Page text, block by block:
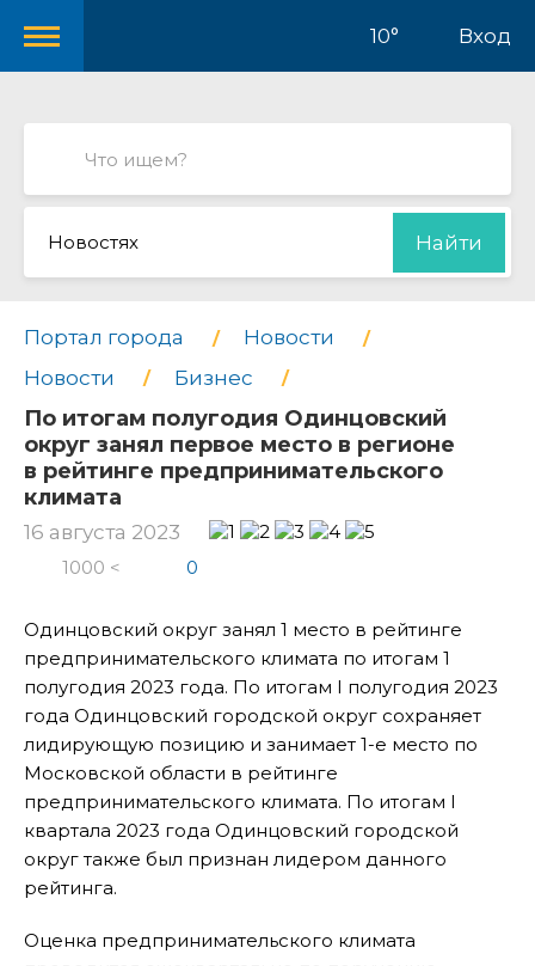
10° Вход
Новостях Найти
Портал города
Новости
Новости
Бизнес
По итогам полугодия Одинцовский
округ занял первое место в регионе
в рейтинге предпринимательского
климата
16 августа 2023
1000 < 0
Одинцовский округ занял 1 место в рейтинге
предпринимательского климата по итогам 1
полугодия 2023 года. По итогам I полугодия 2023
года Одинцовский городской округ сохраняет
лидирующую позицию и занимает 1-е место по
Московской области в рейтинге
предпринимательского климата. По итогам I
квартала 2023 года Одинцовский городской
округ также был признан лидером данного
рейтинга.
Оценка предпринимательского климата